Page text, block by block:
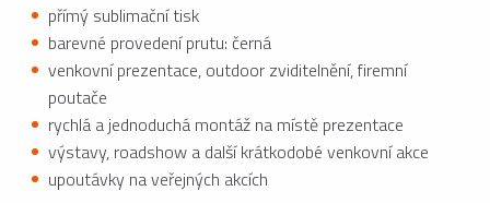
přímý sublimační tisk
barevné provedení prutu: černá
venkovní prezentace, outdoor zviditelnění, firemní
poutače
rychlá a jednoduchá montáž na místě prezentace
výstavy, roadshow a další krátkodobé venkovní akce
upoutávky na veřejných akcích